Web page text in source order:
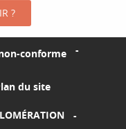
?
conforme
du site